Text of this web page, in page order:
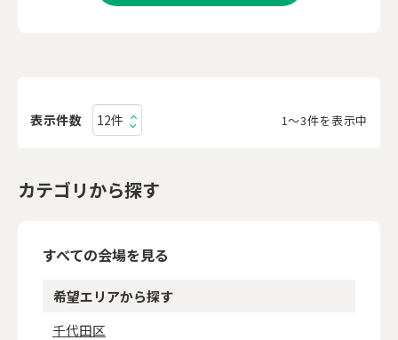
表示件数 1〜3件を表示中
カテゴリから探す
すべての会場を見る
希望エリアから探す
千代田区